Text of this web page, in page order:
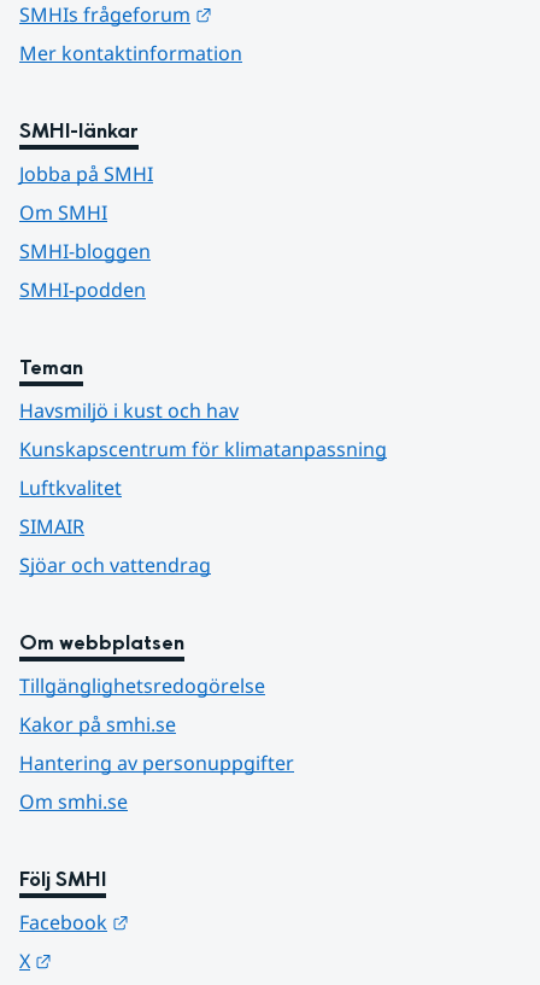
SMHIs frågeforum
Mer kontaktinformation
SMHI-länkar
Jobba på SMHI
Om SMHI
SMHI-bloggen
SMHI-podden
Teman
Havsmiljö i kust och hav
Kunskapscentrum för klimatanpassning
Luftkvalitet
SIMAIR
Sjöar och vattendrag
Om webbplatsen
Tillgänglighetsredogörelse
Kakor på smhi.se
Hantering av personuppgifter
Om smhi.se
Följ SMHI
Facebook
X